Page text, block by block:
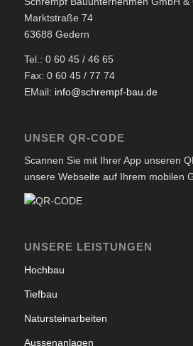
Marktstraße 74
63688 Gedern
Tel.: 0 60 45 / 46 65
Fax: 0 60 45 / 77 74
EMail: info@schrempf-bau.de
UNSER QR-CODE
Scannen Sie mit Ihrer App unseren
unsere Webseite auf Ihrem mobilen
UNSERE LEISTUNGEN
Hochbau
Tiefbau
Natursteinarbeiten
Aussenanlagen